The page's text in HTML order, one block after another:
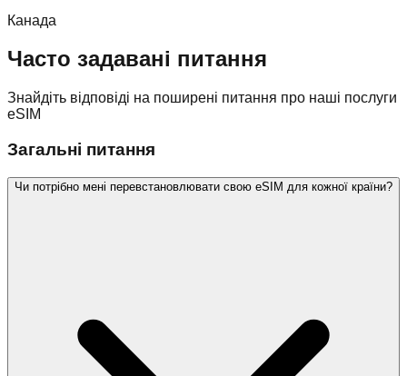
Канада
Часто задавані питання
Знайдіть відповіді на поширені питання про наші послуги
eSIM
Загальні питання
Чи потрібно мені перевстановлювати свою eSIM для кожної країни?